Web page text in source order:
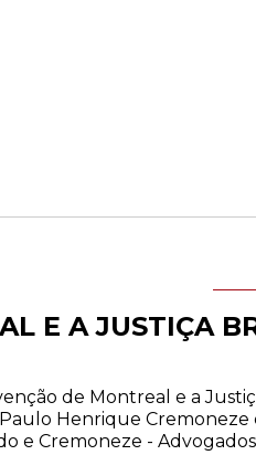
E A JUSTIÇA
de Montreal e a
Henrique Cremoneze
e Cremoneze - Advogados